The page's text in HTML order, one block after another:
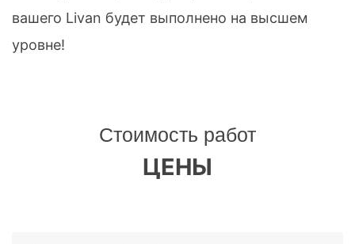
вашего Livan будет выполнено на высшем
уровне!
Стоимость работ
ЦЕНЫ